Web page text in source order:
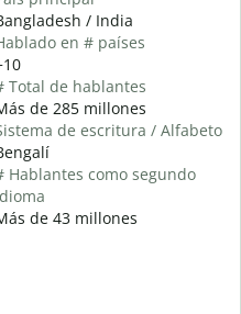
/ India
en # países
Total de hablantes
de 285 millones
de escritura / Alfabeto
Hablantes como segundo
de 43 millones